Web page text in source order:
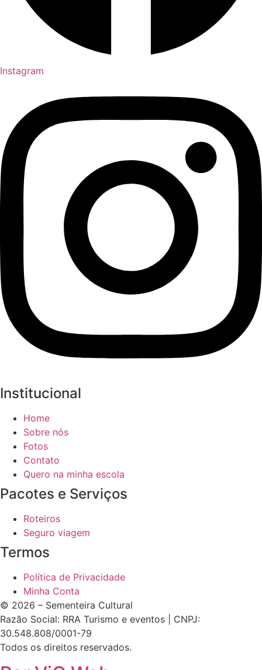
Instagram
Institucional
Home
Sobre nós
Fotos
Contato
Quero na minha escola
Pacotes e Serviços
Roteiros
Seguro viagem
Termos
Política de Privacidade
Minha Conta
© 2026 – Sementeira Cultural
Razão Social: RRA Turismo e eventos | CNPJ:
30.548.808/0001-79
Todos os direitos reservados.